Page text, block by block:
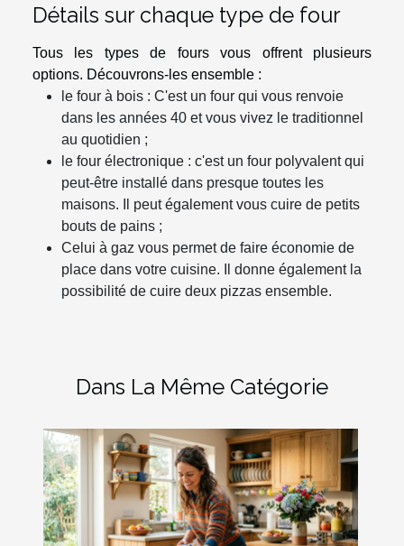
Détails sur chaque type de four
Tous les types de fours vous offrent plusieurs
options. Découvrons-les ensemble :
le four à bois : C'est un four qui vous renvoie
dans les années 40 et vous vivez le traditionnel
au quotidien ;
le four électronique : c'est un four polyvalent qui
peut-être installé dans presque toutes les
maisons. Il peut également vous cuire de petits
bouts de pains ;
Celui à gaz vous permet de faire économie de
place dans votre cuisine. Il donne également la
possibilité de cuire deux pizzas ensemble.
Dans La Même Catégorie